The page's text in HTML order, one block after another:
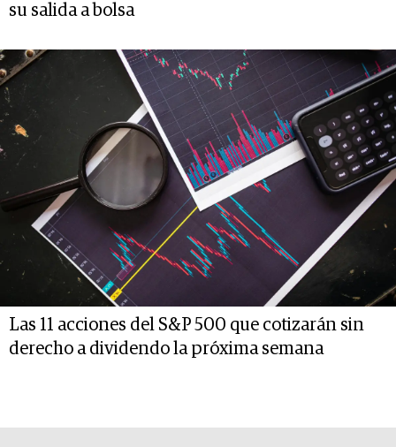
su salida a bolsa
Las 11 acciones del S&P 500 que cotizarán sin
derecho a dividendo la próxima semana